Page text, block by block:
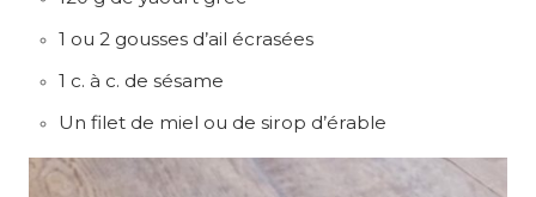
1 ou 2 gousses d’ail écrasées
1 c. à c. de sésame
Un filet de miel ou de sirop d’érable